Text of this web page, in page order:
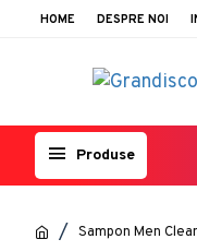
HOME DESPRE NOI
Produse
Sampon Men